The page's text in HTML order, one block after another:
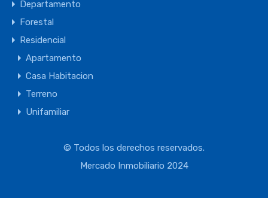
Departamento
Forestal
Residencial
Apartamento
Casa Habitacion
Terreno
Unifamiliar
© Todos los derechos reservados.
Mercado Inmobiliario 2024